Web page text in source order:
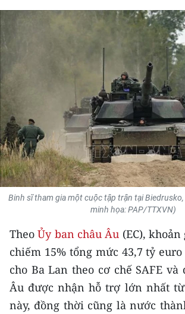
THỂ THAO
KHOA HỌC - CÔNG NGHỆ
MÔI TRƯỜNG
BẠN ĐỌC
KIỂM CHỨNG THÔNG TIN
TRI THỨC CHUYÊN SÂU
54 DÂN TỘC VIỆT NAM
CHƯƠNG TRÌNH OCOP - MỖI XÃ
MỘT SẢN PHẨM
Binh sĩ tham gia một cuộc tập trận tại
minh họa: PAP/TTXVN)
TheoỦy ban châu Âu (EC),
chiếm 15% tổng mức 43,7 tỷ
cho Ba Lan theo cơ chế SAFE
Âu được nhận hỗ trợ lớn nhất
này, đồng thời cũng là nước